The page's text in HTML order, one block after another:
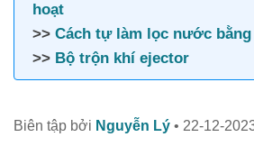
hoạt
>> Cách tự làm lọc nước
>> Bộ trộn khí ejector
Biên tập bởi Nguyễn Lý • 22-12-